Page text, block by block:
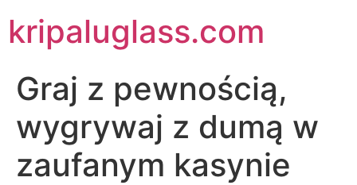
kripaluglass.com
Graj z pewnością,
wygrywaj z dumą w
zaufanym kasynie